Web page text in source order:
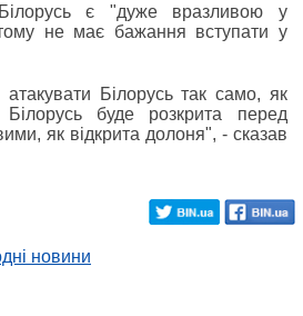
є "дуже вразливою у
не має бажання вступати у
Білорусь так само, як
буде розкрита перед
як відкрита долоня", - сказав
новини